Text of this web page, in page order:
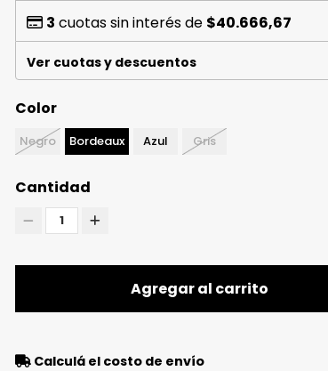
3 cuotas sin interés de $40.666,67
Ver cuotas y descuentos
Color
Negro Bordeaux Azul Gris
Cantidad
1
Agregar al carrito
Calculá el costo de envío